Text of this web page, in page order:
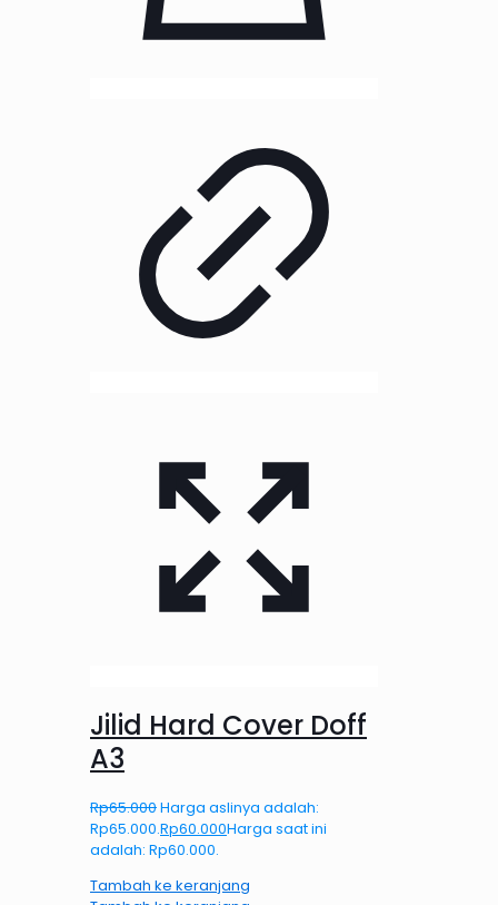
Jilid Hard Cover Doff
A3
Rp65.000Harga aslinya adalah:
Rp65.000.Rp60.000Harga saat ini
adalah: Rp60.000.
Tambah ke keranjang